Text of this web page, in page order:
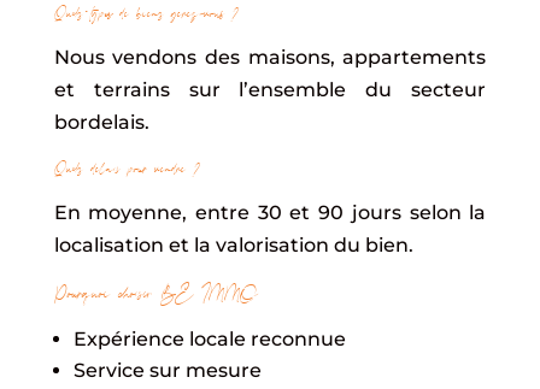
Quels types de biens gérez-vous ?
Nous vendons des maisons, appartements
et terrains sur l’ensemble du secteur
bordelais.
Quels délais pour vendre ?
En moyenne, entre 30 et 90 jours selon la
localisation et la valorisation du bien.
Pourquoi choisir BE IMMO
Expérience locale reconnue
Service sur mesure